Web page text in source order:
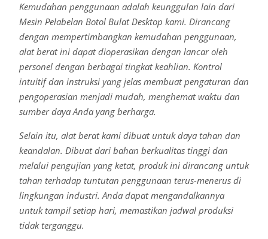
Kemudahan penggunaan adalah keunggulan lain dari
Mesin Pelabelan Botol Bulat Desktop kami. Dirancang
dengan mempertimbangkan kemudahan penggunaan,
alat berat ini dapat dioperasikan dengan lancar oleh
personel dengan berbagai tingkat keahlian. Kontrol
intuitif dan instruksi yang jelas membuat pengaturan dan
pengoperasian menjadi mudah, menghemat waktu dan
sumber daya Anda yang berharga.
Selain itu, alat berat kami dibuat untuk daya tahan dan
keandalan. Dibuat dari bahan berkualitas tinggi dan
melalui pengujian yang ketat, produk ini dirancang untuk
tahan terhadap tuntutan penggunaan terus-menerus di
lingkungan industri. Anda dapat mengandalkannya
untuk tampil setiap hari, memastikan jadwal produksi
tidak terganggu.